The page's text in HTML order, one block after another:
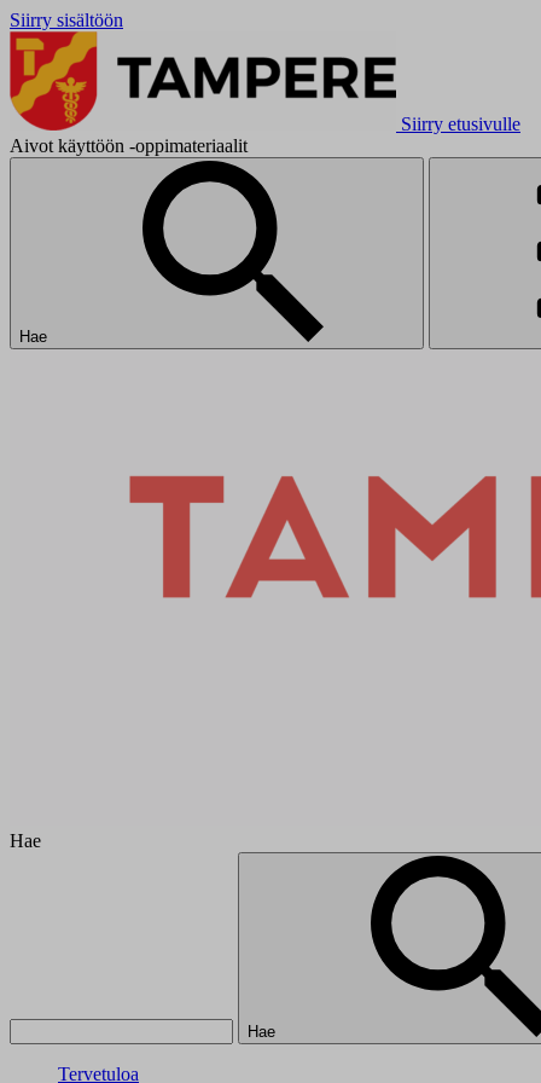
Siirry sisältöön
Siirry etusivulle
Aivot käyttöön -oppimateriaalit
Hae
Hae
Hae
Tervetuloa